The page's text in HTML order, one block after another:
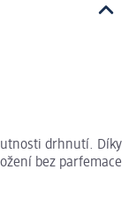
drhnutí. Díky
bez parfemace